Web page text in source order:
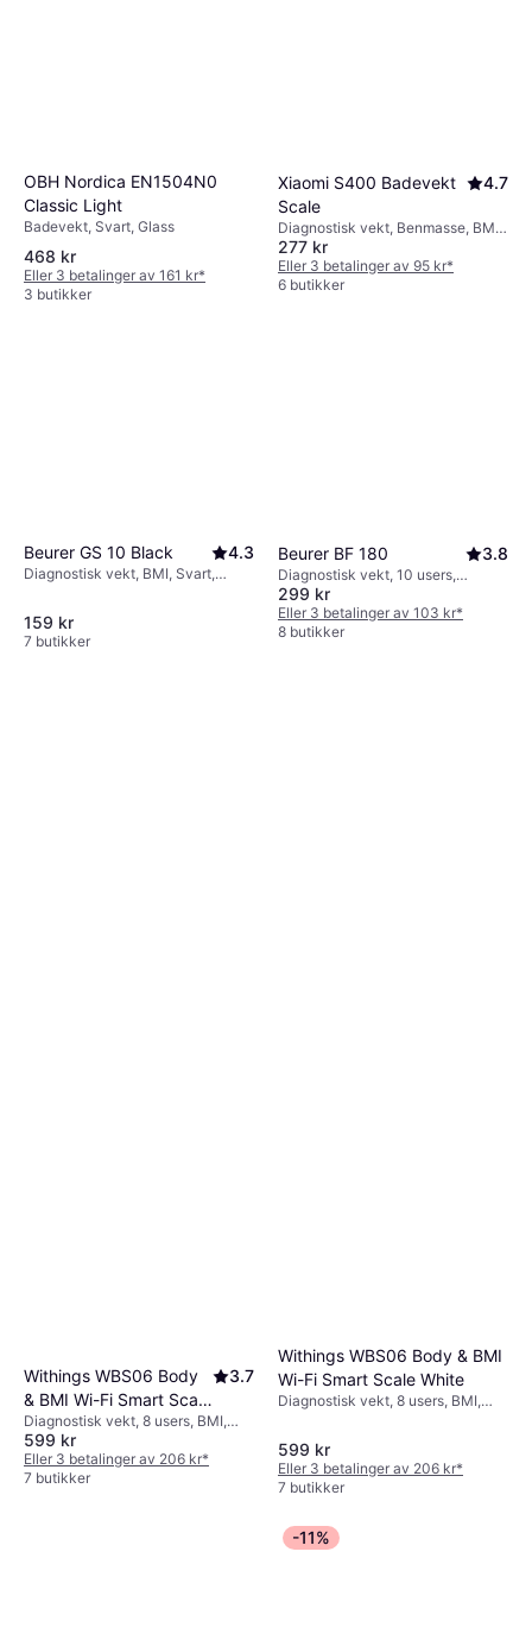
OBH Nordica EN1504N0
Classic Light
Badevekt, Svart, Glass
468 kr
Eller 3 betalinger av 161 kr*
3 butikker
Xiaomi S400 Badevekt
Scale
4.7
Diagnostisk vekt, Benmasse, BMI,
Vannprosent i kroppen,
Muskelmasse, Kroppsfett, Hvit
277 kr
Eller 3 betalinger av 95 kr*
6 butikker
Beurer GS 10 Black 4.3
Diagnostisk vekt, BMI, Svart,
159 kr
7 butikker
Beurer BF 180 3.8
Diagnostisk vekt, 10 users,
Kroppsfett, Kaloribehov, BMI,
Vannprosent i kroppen, Benmasse,
Muskelmasse, Grå, Glass
299 kr
Eller 3 betalinger av 103 kr*
8 butikker
Withings WBS06 Body
& BMI Wi-Fi Smart Scale
Black
3.7
Diagnostisk vekt, 8 users, BMI,
Svart, Glass
599 kr
Eller 3 betalinger av 206 kr*
7 butikker
Withings WBS06 Body & BMI
Wi-Fi Smart Scale White
Diagnostisk vekt, 8 users, BMI,
599 kr
Eller 3 betalinger av 206 kr*
7 butikker
-11%